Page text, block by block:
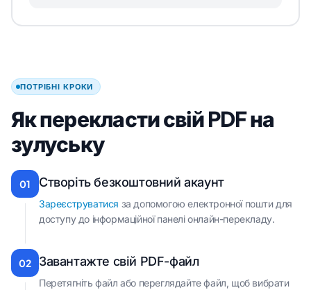
ПОТРІБНІ КРОКИ
Як перекласти свій PDF на
зулуську
01 Створіть безкоштовний акаунт
Зареєструватися за допомогою електронної пошти для
доступу до інформаційної панелі онлайн-перекладу.
02 Завантажте свій PDF-файл
Перетягніть файл або переглядайте файл, щоб вибрати